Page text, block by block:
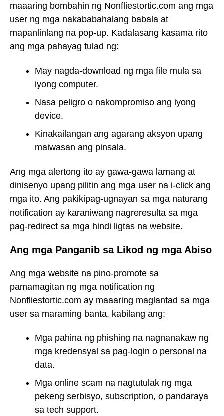
maaaring bombahin ng Nonfliestortic.com ang mga
user ng mga nakababahalang babala at
mapanlinlang na pop-up. Kadalasang kasama rito
ang mga pahayag tulad ng:
May nagda-download ng mga file mula sa
iyong computer.
Nasa peligro o nakompromiso ang iyong
device.
Kinakailangan ang agarang aksyon upang
maiwasan ang pinsala.
Ang mga alertong ito ay gawa-gawa lamang at
dinisenyo upang pilitin ang mga user na i-click ang
mga ito. Ang pakikipag-ugnayan sa mga naturang
notification ay karaniwang nagreresulta sa mga
pag-redirect sa mga hindi ligtas na website.
Ang mga Panganib sa Likod ng mga Abiso
Ang mga website na pino-promote sa
pamamagitan ng mga notification ng
Nonfliestortic.com ay maaaring maglantad sa mga
user sa maraming banta, kabilang ang:
Mga pahina ng phishing na nagnanakaw ng
mga kredensyal sa pag-login o personal na
data.
Mga online scam na nagtutulak ng mga
pekeng serbisyo, subscription, o pandaraya
sa tech support.